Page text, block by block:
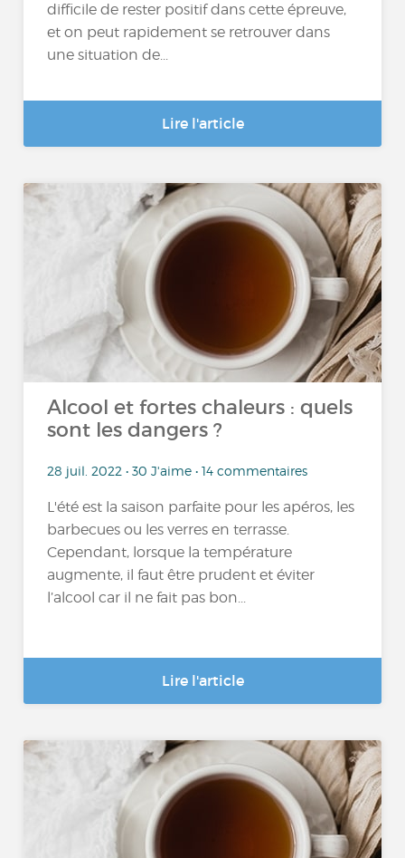
difficile de rester positif dans cette épreuve,
et on peut rapidement se retrouver dans
une situation de...
Lire l'article
Alcool et fortes chaleurs : quels
sont les dangers ?
28 juil. 2022 • 30 J'aime • 14 commentaires
L'été est la saison parfaite pour les apéros, les
barbecues ou les verres en terrasse.
Cependant, lorsque la température
augmente, il faut être prudent et éviter
l’alcool car il ne fait pas bon...
Lire l'article